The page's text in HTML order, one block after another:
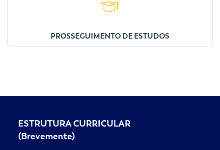
PROSSEGUIMENTO DE ESTUDOS
ESTRUTURA CURRICULAR
(Brevemente)